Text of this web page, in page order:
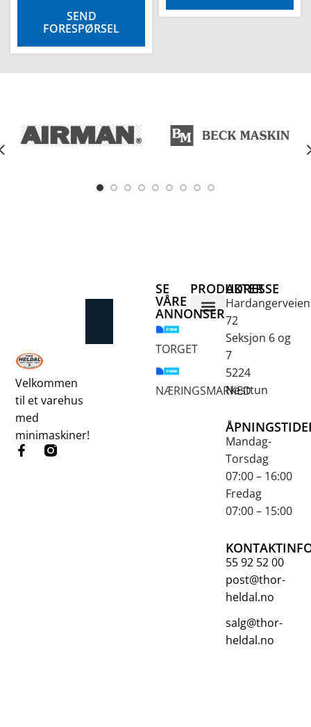
SEND
FORESPØRSEL
Velkommen
til et varehus
med
minimaskiner!
ADRESSE
Hardangerveien
72
Seksjon 6 og
7
5224
Nesttun
Mandag-
Torsdag
07:00 – 16:00
Fredag
07:00 – 15:00
55 92 52 00
post@thor-
heldal.no
salg@thor-
heldal.no
PRODUKTER
SE
VÅRE
ANNONSER
TORGET
NÆRINGSMARKED